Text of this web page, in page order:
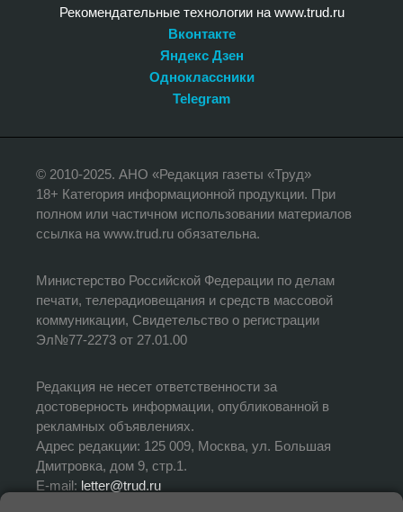
Рекомендательные технологии на www.trud.ru
Вконтакте
Яндекс Дзен
Одноклассники
Telegram
© 2010-2025. АНО «Редакция газеты «Труд»
18+ Категория информационной продукции. При
полном или частичном использовании материалов
ссылка на www.trud.ru обязательна.
Министерство Российской Федерации по делам
печати, телерадиовещания и средств массовой
коммуникации, Свидетельство о регистрации
Эл№77-2273 от 27.01.00
Редакция не несет ответственности за
достоверность информации, опубликованной в
рекламных объявлениях.
Адрес редакции: 125 009, Москва, ул. Большая
Дмитровка, дом 9, стр.1.
E-mail: letter@trud.ru